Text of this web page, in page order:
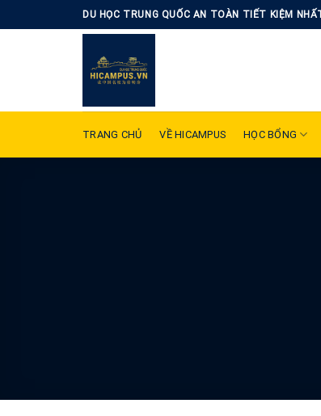
to
DU HỌC TRUNG QUỐC AN TOÀN TIẾT KIỆM
TRANG CHỦ VỀ HICAMPUS HỌC BỔNG